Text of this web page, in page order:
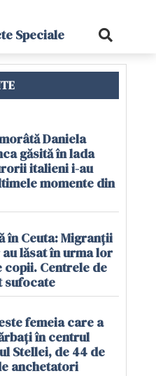
Speciale
Daniela
găsită în lada
italieni i-au
momente din
în Ceuta: Migranții
lăsat în urma lor
copii. Centrele de
sufocate
femeia care a
în centrul
Stellei, de 44 de
anchetatori